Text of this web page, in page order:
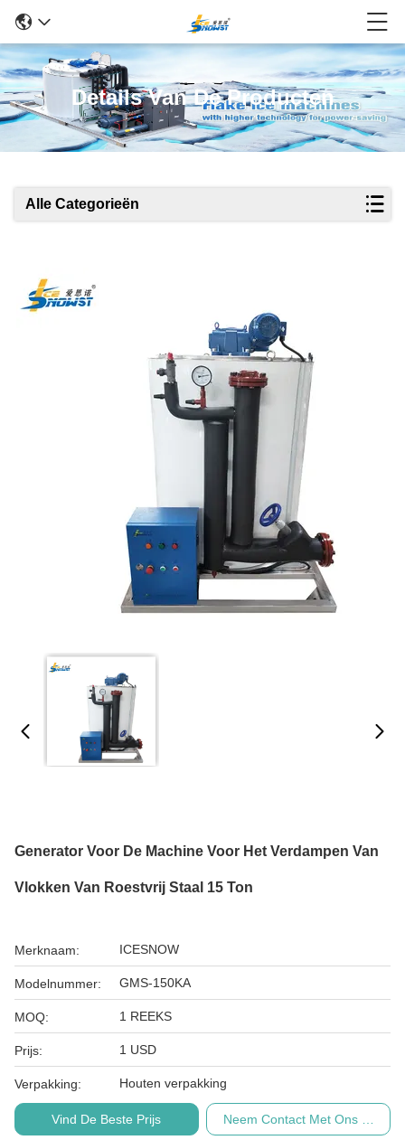
Details Van De Producten
Alle Categorieën
Generator Voor De Machine Voor Het Verdampen Van
Vlokken Van Roestvrij Staal 15 Ton
Merknaam: ICESNOW
Modelnummer: GMS-150KA
MOQ: 1 REEKS
Prijs: 1 USD
Verpakking: Houten verpakking
Vind De Beste Prijs Neem Contact Met Ons Op